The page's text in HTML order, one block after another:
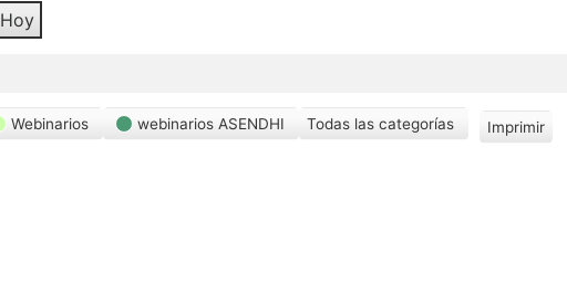
Hoy
Webinarios webinarios ASENDHI Todas las categorías Imprimir
V